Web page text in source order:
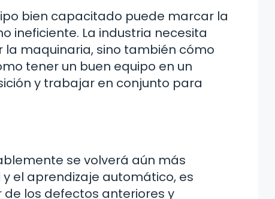
bien capacitado puede marcar la
ineficiente. La industria necesita
maquinaria, sino también cómo
tener un buen equipo en un
y trabajar en conjunto para
se volverá aún más
el aprendizaje automático, es
los defectos anteriores y